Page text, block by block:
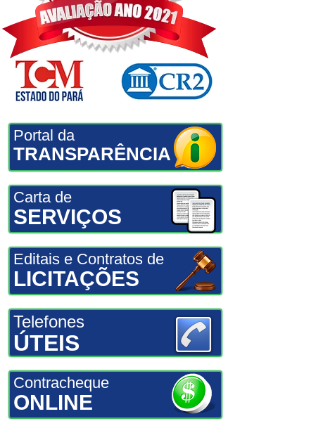
Portal da
TRANSPARÊNCIA
Carta de
SERVIÇOS
Editais e Contratos de
LICITAÇÕES
Telefones
ÚTEIS
Contracheque
ONLINE